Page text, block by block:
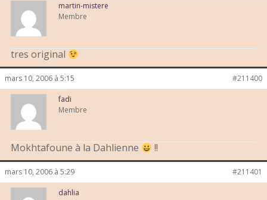
martin-mistere
Membre
tres original
mars 10, 2006 à 5:15 #211400
fadi
Membre
Mokhtafoune à la Dahlienne !!
mars 10, 2006 à 5:29 #211401
dahlia